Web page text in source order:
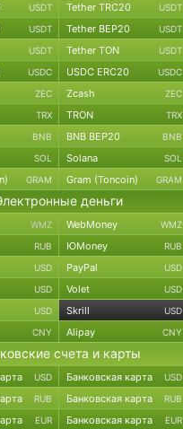
USDT Tether TRC20 USDT
USDT Tether BEP20 USDT
USDT Tether TON USDT
USDC USDC ERC20 USDC
ZEC Zcash ZEC
TRX TRON TRX
BNB BNB BEP20 BNB
SOL Solana SOL
GRAM Gram (Toncoin) GRAM
деньги
WMZ WebMoney WMZ
RUB ЮMoney RUB
USD PayPal USD
USD Volet USD
USD Skrill USD
CNY Alipay CNY
счета и карты
USD Банковская карта USD
RUB Банковская карта RUB
EUR Банковская карта EUR